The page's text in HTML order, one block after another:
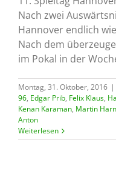
Nach zwei
Hannover endlich
Nach dem
im Pokal in der
Montag, 31. Oktober, 2016 |
96, Edgar Prib, Felix Klaus,
Kenan Karaman, Martin
Anton
Weiterlesen